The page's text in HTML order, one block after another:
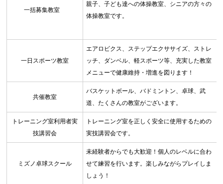
一括募集教室
親子、子ども達への体操教室、シニアの方々の
体操教室です。
一日スポーツ教室
エアロビクス、ステップエクササイズ、ストレ
ッチ、ダンベル、軽スポーツ等、充実した教室
メニューで健康維持・増進を図ります！
共催教室
バスケットボール、バドミントン、卓球、武
道、たくさんの教室がございます。
トレーニング室利用者実
技講習会
トレーニング室を正しく安全に使用するための
実技講習会です。
ミズノ卓球スクール
未経験者からでも大歓迎！個人のレベルに合わ
せて練習を行います。楽しみながらプレイしま
しょう！